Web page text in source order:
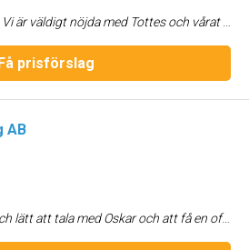
Vi är väldigt nöjda med Tottes och vårat kök blev kanonbra! De är professionella, lösningsfokuserade, noggranna och mycket trevliga. Vi rekommenderar dem varmt. Robert & Mia
prisförslag
AB
och att få en offert på arbetet. Han kom i tid och arbetade snabbt och effektivt samt att han är väldigt trevlig. Så jag kan verkligen rekommendera Oskar.